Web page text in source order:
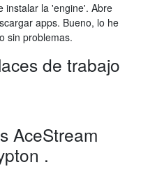
instalar la 'engine'. Abre
apps. Bueno, lo he
sin problemas.
de trabajo
AceStream
.